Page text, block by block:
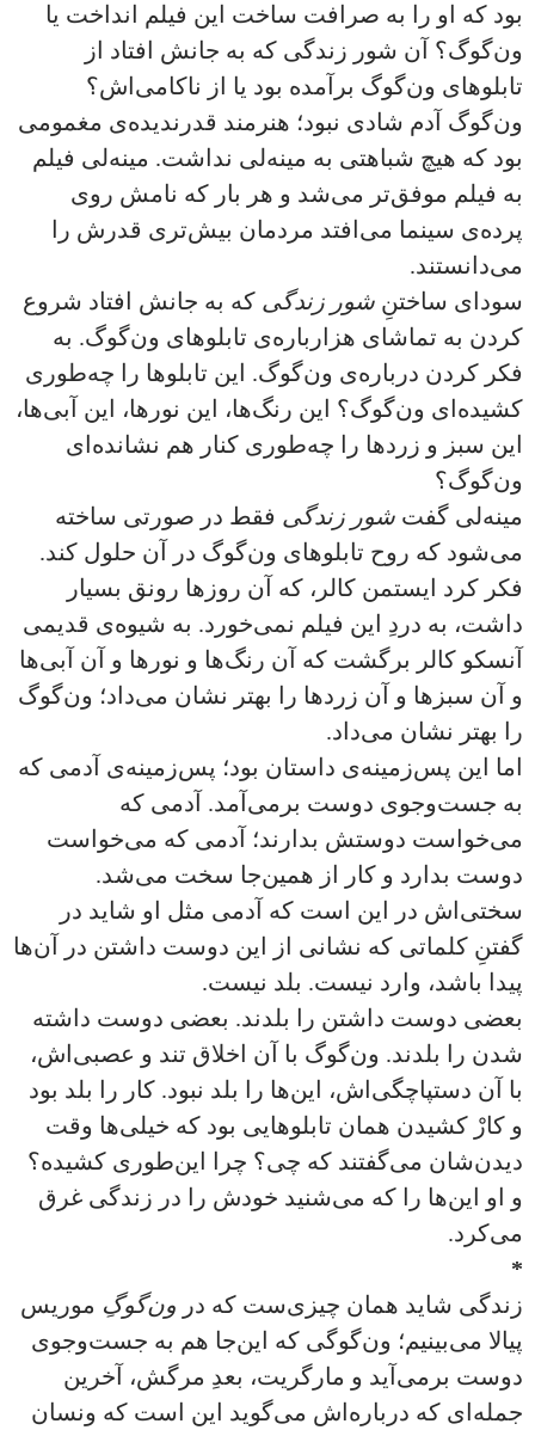
بود که او را به صرافت ساخت این فیلم انداخت یا
ون‌گوگ؟ آن شور زندگی که به جانش افتاد از
تابلوهای ون‌گوگ برآمده بود یا از ناکامی‌اش؟‌
ون‌گوگ آدم شادی نبود؛ هنرمند قدرندیده‌ی مغمومی
بود که هیچ شباهتی به مینه‌لی نداشت. مینه‌لی فیلم
به فیلم موفق‌تر می‌شد و هر بار که نامش روی
پرده‌ی سینما می‌افتد مردمان بیش‌تری قدرش را
می‌دانستند.
سودای ساختنِ شور زندگی که به جانش افتاد شروع
کردن به تماشای هزارباره‌ی تابلوهای ون‌گوگ. به
فکر کردن درباره‌ی ون‌گوگ. این تابلوها را چه‌طوری
کشیده‌ای ون‌گوگ؟ این رنگ‌ها، این نورها، این آبی‌ها،
این سبز و زردها را چه‌طوری کنار هم نشانده‌ای
ون‌گوگ؟
مینه‌لی گفت شور زندگی فقط در صورتی ساخته
می‌شود که روح تابلوهای ون‌گوگ در آن حلول کند.
فکر کرد ایستمن کالر، که آن روزها رونق بسیار
داشت، به دردِ این فیلم نمی‌خورد. به شیوه‌ی قدیمی
آنسکو کالر برگشت که آن رنگ‌ها و نورها و آن آبی‌ها
و آن سبزها و آن زردها را بهتر نشان می‌داد؛ ون‌گوگ
را بهتر نشان می‌داد.
اما این پس‌زمینه‌ی داستان بود؛ پس‌زمینه‌ی آدمی که
به جست‌وجوی دوست برمی‌آمد. آدمی که
می‌خواست دوستش بدارند؛ آدمی که می‌خواست
دوست بدارد و کار از همین‌جا سخت می‌شد.
سختی‌اش در این است که آدمی مثل او شاید در
گفتنِ کلماتی که نشانی از این دوست داشتن در آن‌ها
پیدا باشد، وارد نیست. بلد نیست.
بعضی‌ دوست داشتن را بلدند. بعضی دوست داشته
شدن را بلدند. ون‌گوگ با آن اخلاق تند و عصبی‌اش،
با آن دستپاچگی‌اش، این‌ها را بلد نبود. کار را بلد بود
و کارْ کشیدن همان تابلوهایی بود که خیلی‌ها وقت
دیدن‌شان می‌گفتند که چی؟ چرا این‌طوری کشیده؟
و او این‌ها را که می‌شنید خودش را در زندگی غرق
می‌کرد.
*
زندگی شاید همان چیزی‌ست که در ون‌گوگِ موریس
پیالا می‌بینیم؛ ون‌گوگی که این‌جا هم به جست‌وجوی
دوست برمی‌آید و مارگریت، بعدِ مرگش، آخرین
جمله‌ای که درباره‌اش می‌گوید این است که ونسان